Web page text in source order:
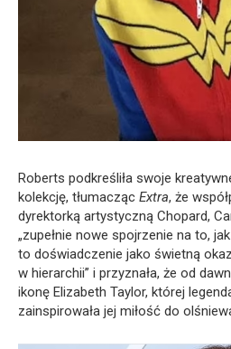
Roberts podkreśliła swoje
kolekcję, tłumacząc Extra, że
dyrektorką artystyczną Chopard,
„zupełnie nowe spojrzenie na to,
to doświadczenie jako świetną
w hierarchii” i przyznała, że od
ikonę Elizabeth Taylor, której
zainspirowała jej miłość do